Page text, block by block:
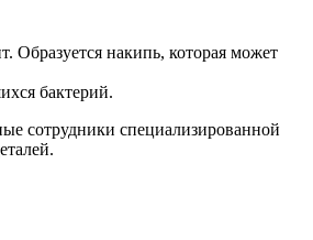
Образуется накипь, которая может
бактерий.
сотрудники специализированной